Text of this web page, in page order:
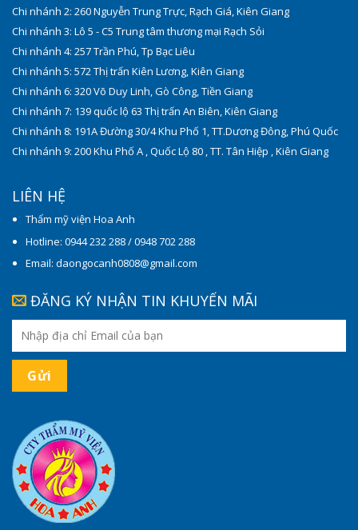
Chi nhánh 2: 260 Nguyễn Trung Trực, Rạch Giá, Kiên Giang
Chi nhánh 3: Lô 5 - C5 Trung tâm thương mại Rạch Sỏi
Chi nhánh 4: 257 Trần Phú, Tp Bạc Liêu
Chi nhánh 5: 572 Thị trấn Kiên Lương, Kiên Giang
Chi nhánh 6: 320 Võ Duy Linh, Gò Công, Tiền Giang
Chi nhánh 7: 139 quốc lộ 63 Thị trấn An Biên, Kiên Giang
Chi nhánh 8: 191A Đường 30/4 Khu Phố 1, TT.Dương Đông, Phú Quốc
Chi nhánh 9: 200 Khu Phố A , Quốc Lộ 80 , TT. Tân Hiệp , Kiên Giang
LIÊN HỆ
Thẩm mỹ viện Hoa Anh
Hotline: 0944 232 288 / 0948 702 288
Email: daongocanh0808@gmail.com
ĐĂNG KÝ NHẬN TIN KHUYẾN MÃI